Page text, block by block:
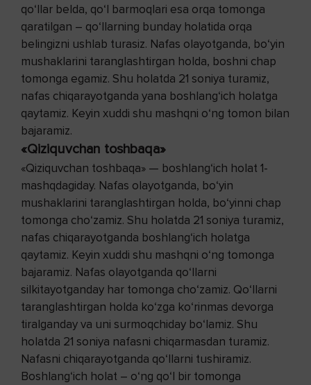
qo‘llar belda, qo‘l barmoqlari esa orqa tomonga
qaratilgan – qo‘llarning bunday holatida orqa
belingizni ushlab turasiz. Nafas olayotganda, bo‘yin
mushaklarini taranglashtirgan holda, boshni chap
tomonga egamiz. Shu holatda 21 soniya turamiz,
nafas chiqarayotganda yana boshlang‘ich holatga
qaytamiz. Keyin xuddi shu mashqni o‘ng tomon bilan
bajaramiz.
«Qiziquvchan toshbaqa»
«Qiziquvchan toshbaqa» — boshlang‘ich holat 1-
mashqdagiday. Nafas olayotganda, bo‘yin
mushaklarini taranglashtirgan holda, bo‘yinni chap
tomonga cho‘zamiz. Shu holatda 21 soniya turamiz,
nafas chiqarayotganda boshlang‘ich holatga
qaytamiz. Keyin xuddi shu mashqni o‘ng tomonga
bajaramiz. Nafas olayotganda qo‘llarni
silkitayotganday har tomonga cho‘zamiz. Qo‘llarni
taranglashtirgan holda ko‘zga ko‘rinmas devorga
tiralganday va uni surmoqchiday bo‘lamiz. Shu
holatda 21 soniya nafasni chiqarmasdan turamiz.
Nafasni chiqarayotganda qo‘llarni tushiramiz.
Boshlang‘ich holat – o‘ng qo‘l bir tomonga